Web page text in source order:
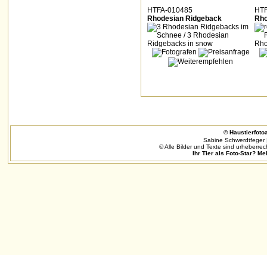
HTFA-010485
Rhodesian Ridgeback
©
Sabine Schwerdtfeger
© Alle Bilder und Texte sind
Ihr Tier als Foto-Star?